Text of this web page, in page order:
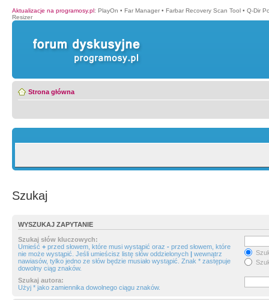
Aktualizacje na programosy.pl: PlayOn • Far Manager • Farbar Recovery Scan Tool • Q-Dir
Resizer
Strona główna
Szukaj
WYSZUKAJ ZAPYTANIE
Szukaj słów kluczowych:
Umieść + przed słowem, które musi wystąpić oraz - przed słowem, które
nie może wystąpić. Jeśli umieścisz listę słów oddzielonych | wewnątrz
nawiasów, tylko jedno ze słów będzie musiało wystąpić. Znak * zastępuje
dowolny ciąg znaków.
Szukaj autora:
Użyj * jako zamiennika dowolnego ciągu znaków.